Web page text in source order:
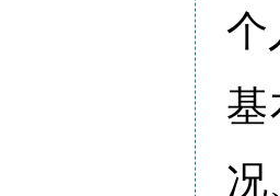
个
况